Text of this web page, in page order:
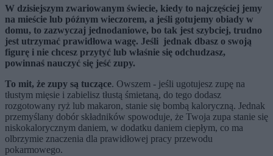
W dzisiejszym zwariowanym świecie, kiedy to najczęściej jemy
na mieście lub późnym wieczorem, a jeśli gotujemy obiady w
domu, to zazwyczaj jednodaniowe, bo tak jest szybciej, trudno
jest utrzymać prawidłowa wagę. Jeśli jednak dbasz o swoją
figurę i nie chcesz przytyć lub właśnie się odchudzasz,
powinnaś nauczyć się jeść zupy.
To mit, że zupy są tuczące. Owszem - jeśli ugotujesz zupę na
tłustym mięsie i zabielisz tłustą śmietaną, do tego dodasz
rozgotowany ryż lub makaron, stanie się bombą kaloryczną. Jednak
przemyślany dobór składników spowoduje, że Twoja zupa stanie się
niskokalorycznym daniem, w dodatku daniem ciepłym, co ma
olbrzymie znaczenia dla prawidłowej pracy przewodu
pokarmowego.